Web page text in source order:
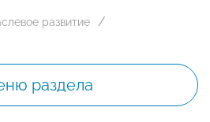
развитие
раздела